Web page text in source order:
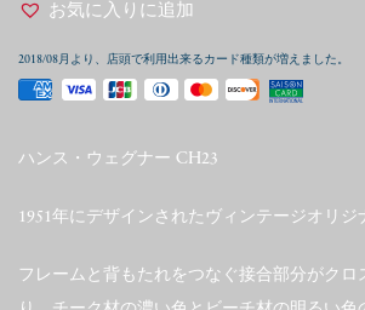
お気に入りに追加
2018/08月より、店頭で利用出来るカード種類が増えました。
ハンス・ウェグナー CH23
1951年にデザインされたヴィンテージオリジ
フレームと背もたれをつなぐ接合部分がクロ